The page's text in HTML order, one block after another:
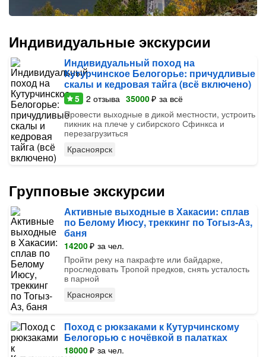
Индивидуальные экскурсии
Индивидуальный поход на
Кутурчинское Белогорье: причудливые
скалы и кедровая тайга (всё включено)
5 2 отзыва 35000₽ за всё
Провести выходные в дикой местности, устроить
пикник на плече у сибирского Сфинкса и
перезагрузиться
Красноярск
Групповые экскурсии
Активные выходные в Хакасии: сплав
по Белому Июсу, треккинг по Тогыз-Аз,
баня
14200₽ за чел.
Пройти реку на пакрафте или байдарке,
проследовать Тропой предков, снять усталость
в парной
Красноярск
Поход с рюкзаками к Кутурчинскому
Белогорью с ночёвкой в палатках
18000₽ за чел.